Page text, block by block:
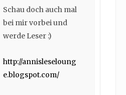
Schau doch auch mal
bei mir vorbei und
werde Leser :)
http://annisleseloung
e.blogspot.com/